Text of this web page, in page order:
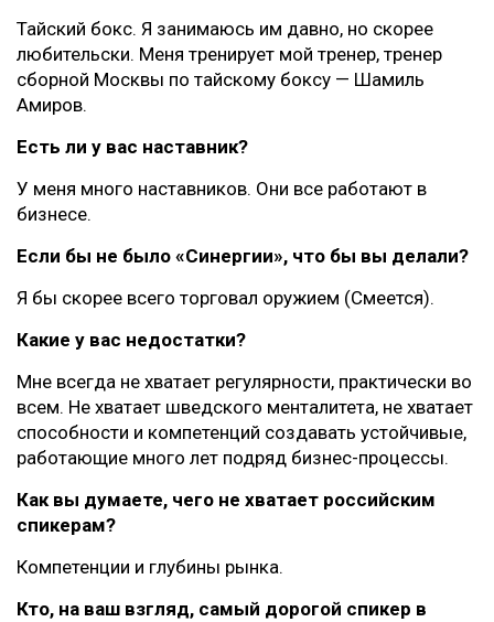
Тайский бокс. Я занимаюсь им давно, но скорее
любительски. Меня тренирует мой тренер, тренер
сборной Москвы по тайскому боксу — Шамиль
Амиров.
Есть ли у вас наставник?
У меня много наставников. Они все работают в
бизнесе.
Если бы не было «Синергии», что бы вы делали?
Я бы скорее всего торговал оружием (Смеется).
Какие у вас недостатки?
Мне всегда не хватает регулярности, практически во
всем. Не хватает шведского менталитета, не хватает
способности и компетенций создавать устойчивые,
работающие много лет подряд бизнес-процессы.
Как вы думаете, чего не хватает российским
спикерам?
Компетенции и глубины рынка.
Кто, на ваш взгляд, самый дорогой спикер в